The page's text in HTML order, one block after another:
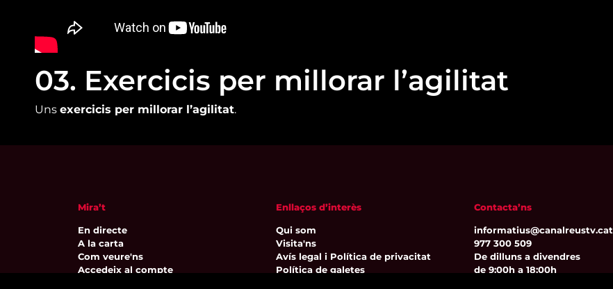
03. Exercicis per millorar l’agilitat
Uns exercicis per millorar l’agilitat.
Mira’t
En directe
A la carta
Com veure'ns
Accedeix al compte
Enllaços d’interès
Qui som
Visita'ns
Avís legal i Política de privacitat
Política de galetes
Contacta’ns
informatius@canalreustv.cat
977 300 509
De dilluns a divendres
de 9:00h a 18:00h